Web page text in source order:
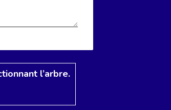
l’arbre.